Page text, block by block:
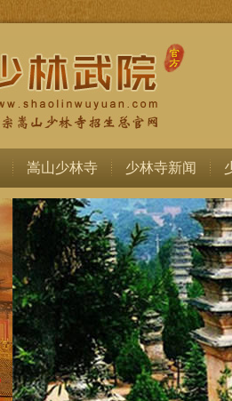
嵩山少林寺 少林寺新闻